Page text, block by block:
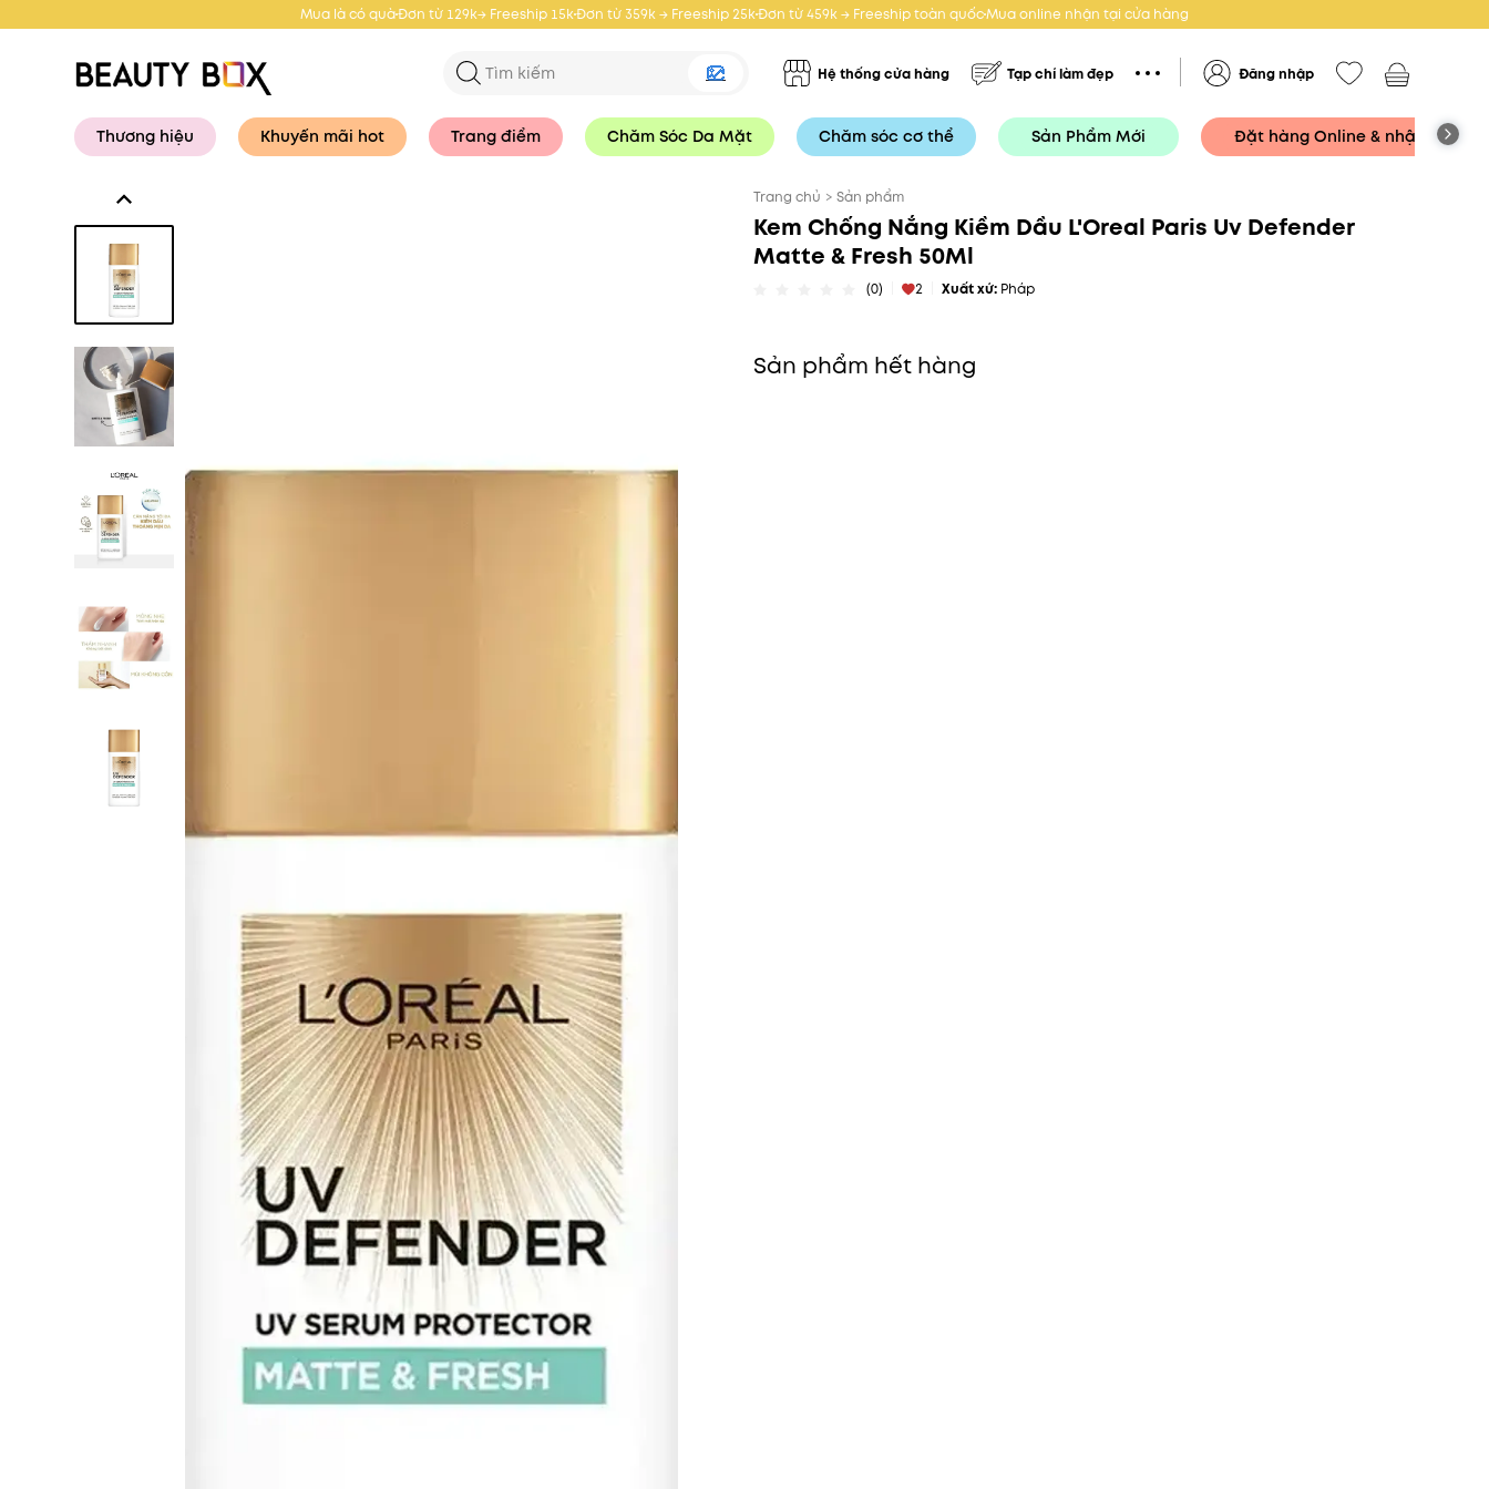
Mua là có quàĐơn từ 129k→ Freeship 15kĐơn từ 359k → Freeship 25kĐơn từ 459k → Freeship toàn quốcMua online nhận tại cửa hàng
Hệ thống cửa hàng Tạp chí làm đẹp Đăng nhập
Thương hiệu Khuyến mãi hot Trang điểm Chăm Sóc Da Mặt Chăm sóc cơ thể Sản Phẩm Mới Đặt hàng Online & nhận tại
Trang chủ > Sản phẩm
Kem Chống Nắng Kiềm Dầu L'Oreal Paris Uv Defender
Matte & Fresh 50Ml
(0) 2 Xuất xứ: Pháp
Sản phẩm hết hàng